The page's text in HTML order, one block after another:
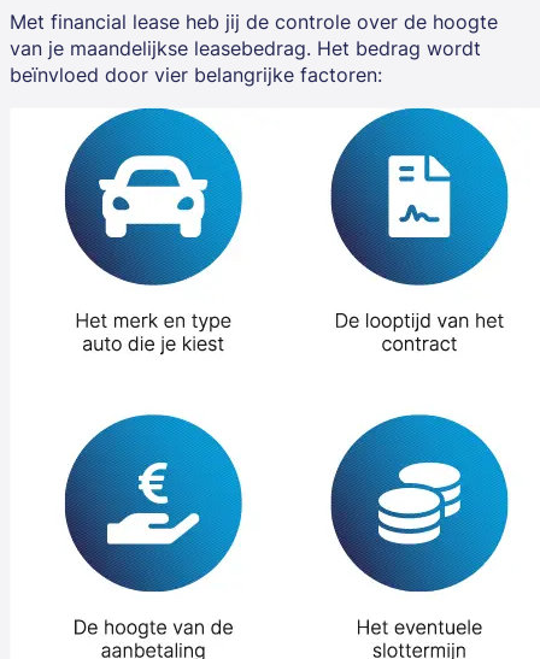
Met financial lease heb jij de controle over de hoogte
van je maandelijkse leasebedrag. Het bedrag wordt
beïnvloed door vier belangrijke factoren: